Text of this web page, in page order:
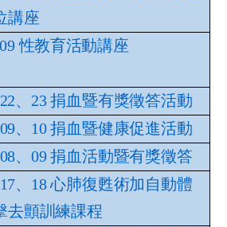
講座
性教育活動講座
、23 捐血暨有獎徵答活動
、10 捐血暨健康促進活動
、09 捐血活動暨有獎徵答
、18 心肺復甦術加自動體
去顫訓練課程